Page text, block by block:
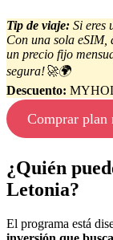
Tip de viaje: Si eres
Con una sola eSIM,
un precio fijo
segura!🚀🌍
Descuento:
Comprar plan
¿Quién
Letonia?
El programa está